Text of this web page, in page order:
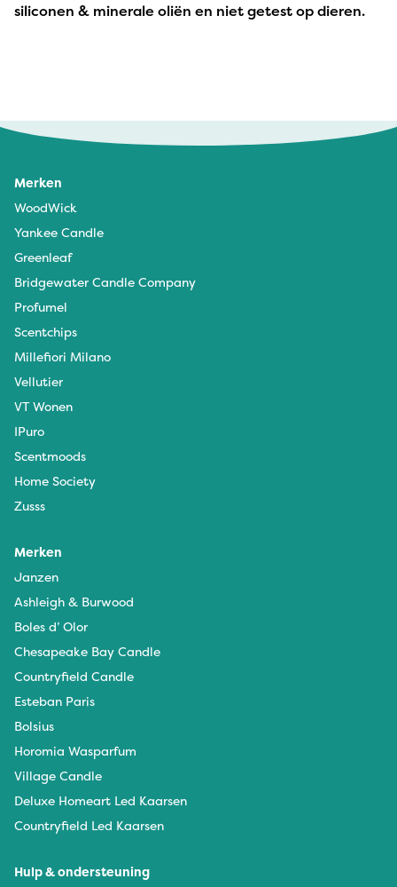
siliconen & minerale oliën en niet getest op dieren.
Merken
WoodWick
Yankee Candle
Greenleaf
Bridgewater Candle Company
Profumel
Scentchips
Millefiori Milano
Vellutier
VT Wonen
IPuro
Scentmoods
Home Society
Zusss
Merken
Janzen
Ashleigh & Burwood
Boles d’ Olor
Chesapeake Bay Candle
Countryfield Candle
Esteban Paris
Bolsius
Horomia Wasparfum
Village Candle
Deluxe Homeart Led Kaarsen
Countryfield Led Kaarsen
Hulp & ondersteuning